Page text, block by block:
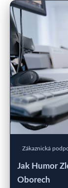
Zákaznická
Jak Humor
Oborech